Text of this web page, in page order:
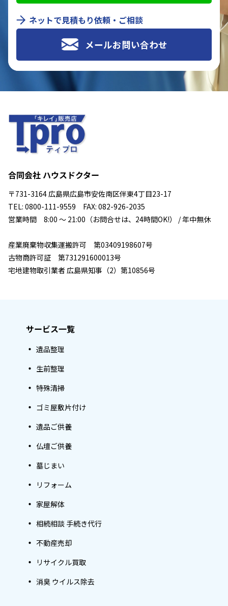
ネットで見積もり依頼・ご相談
メールお問い合わせ
合同会社 ハウスドクター
〒731-3164 広島県広島市安佐南区伴東4丁目23-17
TEL: 0800-111-9559 FAX: 082-926-2035
営業時間 8:00 ～ 21:00（お問合せは、24時間OK!） / 年中無休
産業廃棄物収集運搬許可 第03409198607号
古物商許可証 第731291600013号
宅地建物取引業者 広島県知事（2）第10856号
サービス一覧
遺品整理
生前整理
特殊清掃
ゴミ屋敷片付け
遺品ご供養
仏壇ご供養
墓じまい
リフォーム
家屋解体
相続相談 手続き代行
不動産売却
リサイクル買取
消臭 ウイルス除去